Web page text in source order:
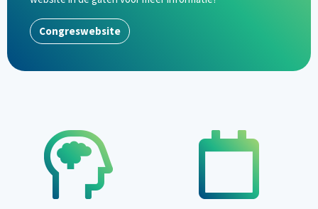
Congreswebsite